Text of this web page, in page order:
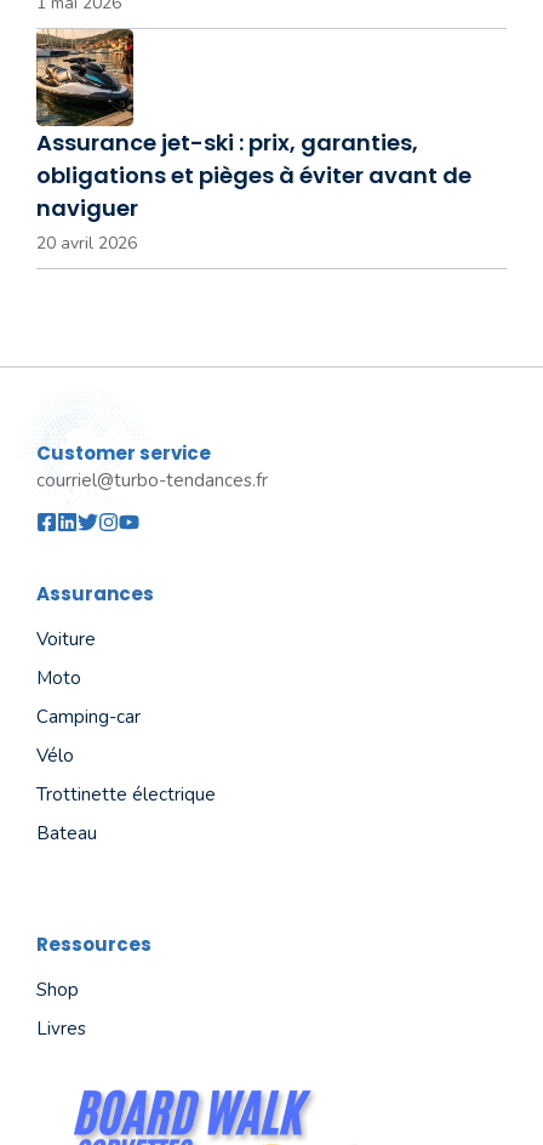
Assurance jet-ski : prix, garanties,
obligations et pièges à éviter avant de
naviguer
20 avril 2026
Customer service
courriel@turbo-tendances.fr
Assurances
Voiture
Moto
Camping-car
Vélo
Trottinette électrique
Bateau
Ressources
Shop
Livres